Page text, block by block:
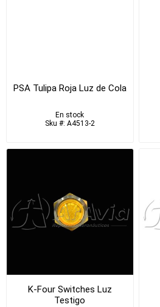
PSA Tulipa Roja Luz de Cola
En stock
Sku #: A4513-2
K-Four Switches Luz
Testigo